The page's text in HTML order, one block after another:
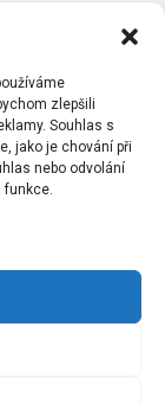
zlepšili
Souhlas s
jako je chování při
nebo odvolání
funkce.